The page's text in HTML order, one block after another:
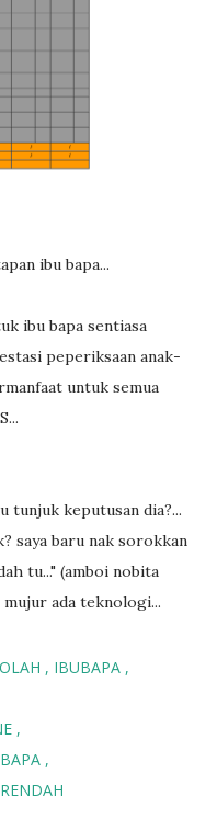
ibu bapa...
ibu bapa sentiasa
peperiksaan anak-
untuk semua
tunjuk keputusan dia?...
saya baru nak sorokkan
tu..." (amboi nobita
mujur ada teknologi...
IBUBAPA